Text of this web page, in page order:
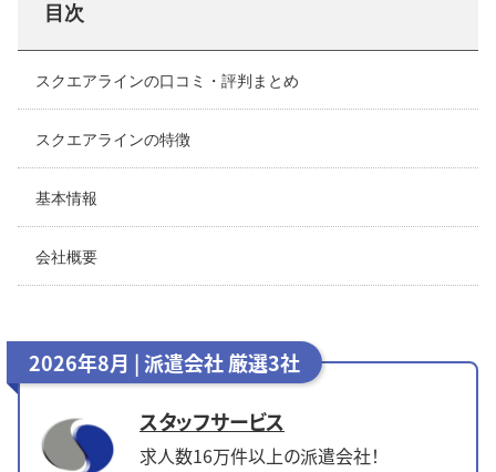
目次
スクエアラインの口コミ・評判まとめ
スクエアラインの特徴
基本情報
会社概要
2026年8月 | 派遣会社 厳選3社
スタッフサービス
求人数16万件以上の派遣会社！